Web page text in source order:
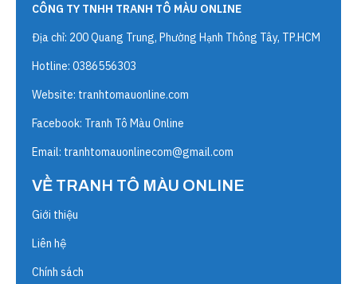
CÔNG TY TNHH TRANH TÔ MÀU ONLINE
Địa chỉ: 200 Quang Trung, Phường Hạnh Thông Tây, TP.HCM
Hotline: 0386556303
Website: tranhtomauonline.com
Facebook: Tranh Tô Màu Online
Email: tranhtomauonlinecom@gmail.com
VỀ TRANH TÔ MÀU ONLINE
Giới thiệu
Liên hệ
Chính sách